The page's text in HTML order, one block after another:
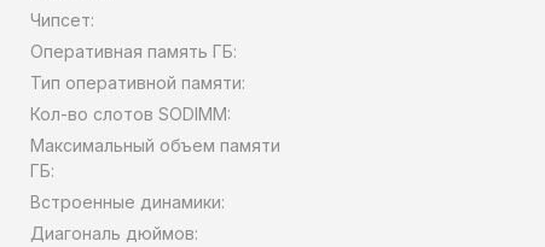
Чипсет:
Оперативная память ГБ:
Тип оперативной памяти:
Кол-во слотов SODIMM:
Максимальный объем памяти
ГБ:
Встроенные динамики:
Диагональ дюймов: